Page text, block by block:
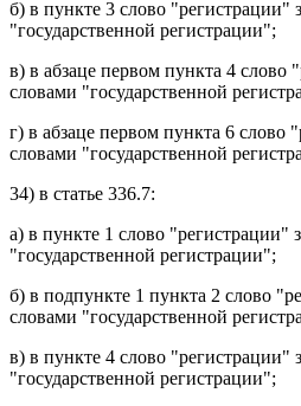
б) в пункте 3 слово "регистрации"
"государственной регистрации";
в) в абзаце первом пункта 4 слово
словами "государственной
г) в абзаце первом пункта 6 слово
словами "государственной
34) в статье 336.7:
а) в пункте 1 слово "регистрации"
"государственной регистрации";
б) в подпункте 1 пункта 2 слово
словами "государственной
в) в пункте 4 слово "регистрации"
"государственной регистрации";